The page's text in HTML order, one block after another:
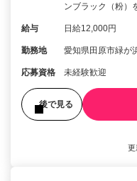
ンブラック（粉）
給与 日給12,000円
勤務地 愛知県田原市緑
応募資格 未経験歓迎
後で見る